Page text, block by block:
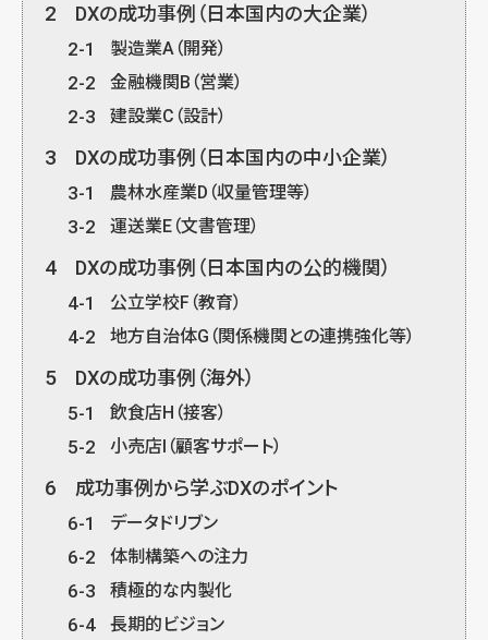
2 DXの成功事例（日本国内の大企業）
2-1 製造業A（開発）
2-2 金融機関B（営業）
2-3 建設業C（設計）
3 DXの成功事例（日本国内の中小企業）
3-1 農林水産業D（収量管理等）
3-2 運送業E（文書管理）
4 DXの成功事例（日本国内の公的機関）
4-1 公立学校F（教育）
4-2 地方自治体G（関係機関との連携強化等）
5 DXの成功事例（海外）
5-1 飲食店H（接客）
5-2 小売店I（顧客サポート）
6 成功事例から学ぶDXのポイント
6-1 データドリブン
6-2 体制構築への注力
6-3 積極的な内製化
6-4 長期的ビジョン